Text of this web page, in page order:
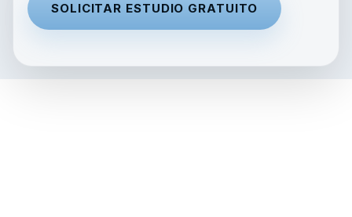
SOLICITAR ESTUDIO GRATUITO